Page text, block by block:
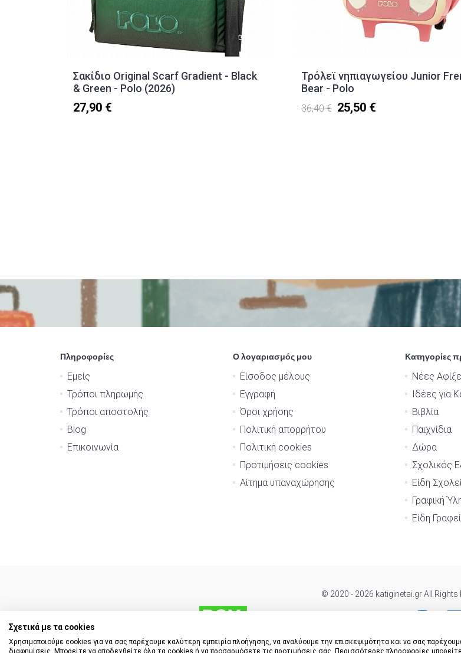
Σακίδιο Original Scarf Gradient - Black
& Green - Polo (2026)
27,90 €
Τρόλεϊ νηπιαγωγείου Junior
Bear - Polo
36,40 € 25,50 €
Πληροφορίες
Εμείς
Τρόποι πληρωμής
Τρόποι αποστολής
Blog
Επικοινωνία
Ο λογαριασμός μου
Είσοδος μέλους
Εγγραφή
Όροι χρήσης
Πολιτική απορρήτου
Πολιτική cookies
Προτιμήσεις cookies
Αίτημα υπαναχώρησης
Κατηγορίες
Νέες
Ιδέες για
Βιβλία
Παιχνίδια
Δώρα
Σχολικός
Είδη
Γραφική
Είδη
© 2020 - 2026 katiginetai.gr All Rights
Σχετικά με τα cookies
Χρησιμοποιούμε cookies για να σας παρέχουμε καλύτερη εμπειρία πλοήγησης, να αναλύουμε την επισκεψιμότητα και να σας
διαφημίσεις. Μπορείτε να αποδεχθείτε όλα τα cookies ή να προσαρμόσετε τις προτιμήσεις σας. Περισσότερες πληροφορίες